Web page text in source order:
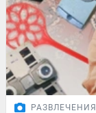
РАЗВЛЕЧЕНИЯ